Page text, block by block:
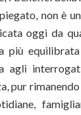
non è
oggi da
più
agli
pur